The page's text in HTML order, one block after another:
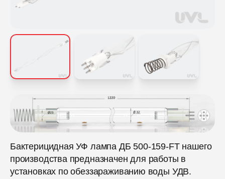
Бактерицидная УФ лампа ДБ 500-159-FT нашего
производства предназначен для работы в
установках по обеззараживанию воды УДВ.